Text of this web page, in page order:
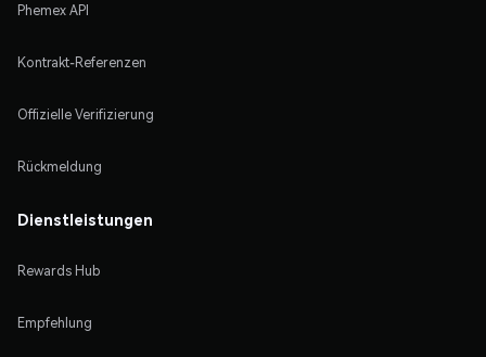
Phemex API
Kontrakt-Referenzen
Offizielle Verifizierung
Rückmeldung
Dienstleistungen
Rewards Hub
Empfehlung